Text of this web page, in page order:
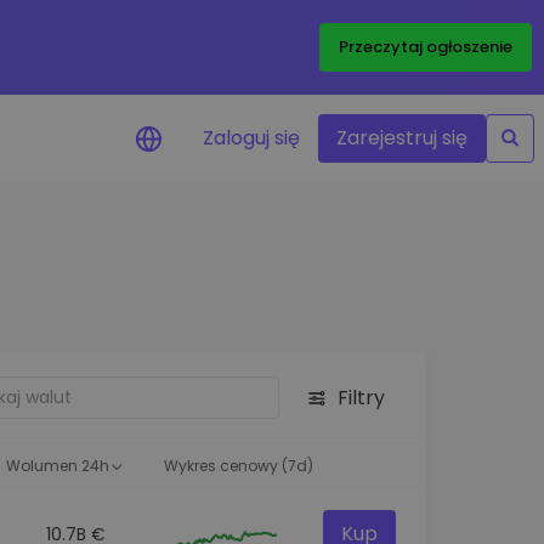
Przeczytaj ogłoszenie
optymalne wyniki
Zaloguj się Zarejestruj się
Filtry
Wolumen 24h Wykres cenowy (7d)
10.7B € Kup